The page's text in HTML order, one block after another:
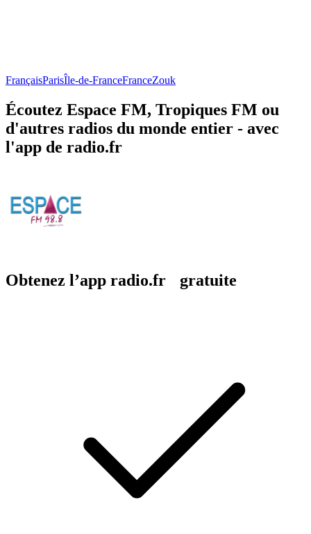
FrançaisParisÎle-de-FranceFranceZouk
Écoutez Espace FM, Tropiques FM ou
d'autres radios du monde entier - avec
l'app de radio.fr
Obtenez l’app radio.fr gratuite